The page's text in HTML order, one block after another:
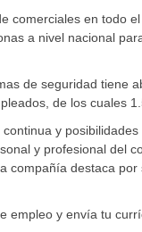
comerciales en todo
a nivel nacional
de seguridad tiene
de los cuales
y
y profesional del
compañía destaca
empleo y envía tu